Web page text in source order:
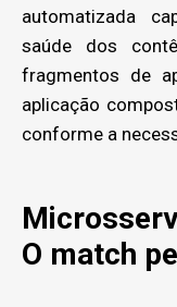
automatizada
saúde dos
fragmentos de
aplicação
conforme a
O match